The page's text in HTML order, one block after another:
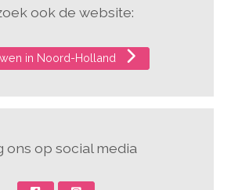
ook de website:
in Noord-Holland
ons op social media